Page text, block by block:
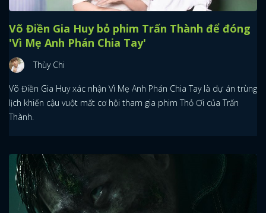
Võ Điền Gia Huy bỏ phim Trấn Thành để đóng
'Vì Mẹ Anh Phán Chia Tay'
Thùy Chi
Võ Điền Gia Huy xác nhận Vì Mẹ Anh Phán Chia Tay là dự án trùng
lịch khiến cậu vuột mất cơ hội tham gia phim Thỏ Ơi của Trấn
Thành.